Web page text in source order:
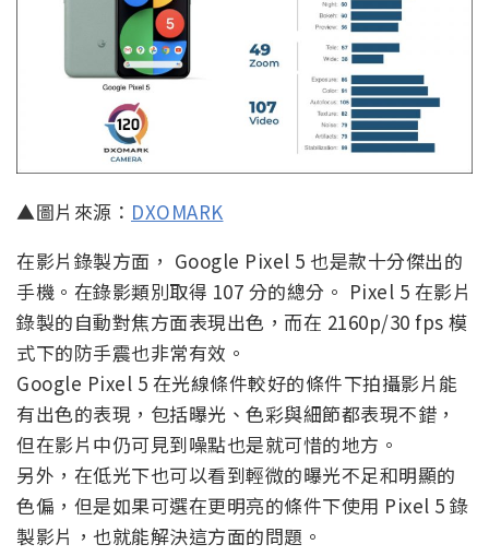
▲圖片來源： DXOMARK
在影片錄製方面， Google Pixel 5 也是款十分傑出的
手機。在錄影類別取得 107 分的總分。 Pixel 5 在影片
錄製的自動對焦方面表現出色，而在 2160p/30 fps 模
式下的防手震也非常有效。
Google Pixel 5 在光線條件較好的條件下拍攝影片能
有出色的表現，包括曝光、色彩與細節都表現不錯，
但在影片中仍可見到噪點也是就可惜的地方。
另外，在低光下也可以看到輕微的曝光不足和明顯的
色偏，但是如果可選在更明亮的條件下使用 Pixel 5 錄
製影片，也就能解決這方面的問題。